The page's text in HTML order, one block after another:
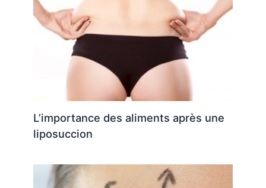
L’importance des aliments après une
liposuccion